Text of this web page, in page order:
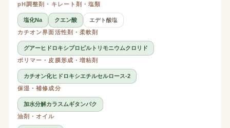
pH調整剤・キレート剤・塩類
塩化Na クエン酸
エデト酸塩
カチオン界面活性剤・柔軟剤
グアーヒドロキシプロピルトリモニウムクロリド
ポリマー・皮膜形成・増粘剤
カチオン化ヒドロキシエチルセルロース-2
保湿・補修成分
加水分解カラスムギタンパク
油剤・オイル